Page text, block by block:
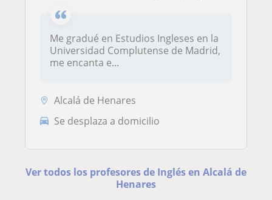
Me gradué en Estudios Ingleses en la
Universidad Complutense de Madrid,
me encanta e...
Alcalá de Henares
Se desplaza a domicilio
Ver todos los profesores de Inglés en Alcalá de
Henares